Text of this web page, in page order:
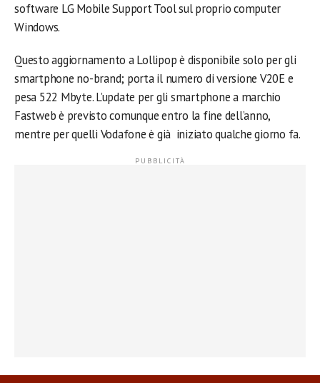
software LG Mobile Support Tool sul proprio computer
Windows.
Questo aggiornamento a Lollipop è disponibile solo per gli
smartphone no-brand; porta il numero di versione V20E e
pesa 522 Mbyte. L’update per gli smartphone a marchio
Fastweb è previsto comunque entro la fine dell’anno,
mentre per quelli Vodafone è già iniziato qualche giorno fa.